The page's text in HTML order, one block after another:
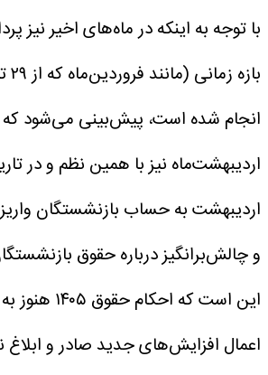
با توجه به اینکه در ماه‌های اخیر نیز
انجام شده است، پیش‌بینی می‌شود
اردیبهشت به حساب بازنشستگان واریز
و چالش‌برانگیز درباره حقوق
این است که
اعمال افزایش‌های جدید صادر و